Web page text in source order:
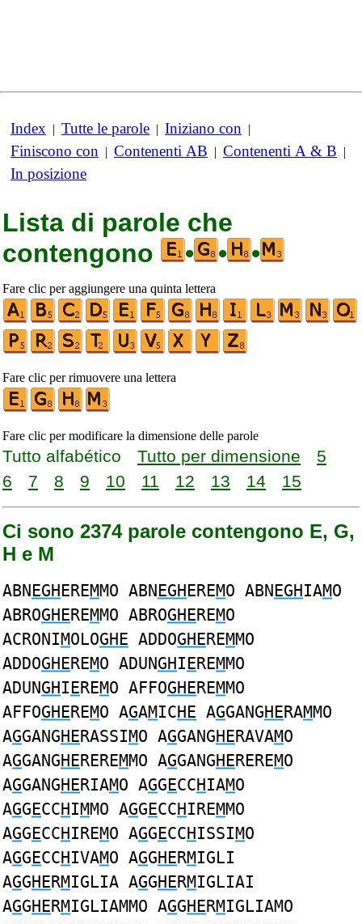
Index | Tutte le parole | Iniziano con |
Finiscono con | Contenenti AB | Contenenti A & B |
In posizione
Lista di parole che
contengono
• • •
Fare clic per aggiungere una quinta lettera
Fare clic per rimuovere una lettera
Fare clic per modificare la dimensione delle parole
Tutto alfabético Tutto per dimensione
5
6
7 8 9 10 11 12 13 14 15
Ci sono 2374 parole contengono E, G,
H e M
ABNEGHEREMMO ABNEGHEREMO ABNEGHIAMO
ABROGHEREMMO ABROGHEREMO
ACRONIMOLOGHE ADDOGHEREMMO
ADDOGHEREMO ADUNGHIEREMMO
ADUNGHIEREMO AFFOGHEREMMO
AFFOGHEREMO AGAMICHE AGGANGHERAMMO
AGGANGHERASSIMO AGGANGHERAVAMO
AGGANGHEREREMMO AGGANGHEREREMO
AGGANGHERIAMO AGGECCHIAMO
AGGECCHIMMO AGGECCHIREMMO
AGGECCHIREMO AGGECCHISSIMO
AGGECCHIVAMO AGGHERMIGLI
AGGHERMIGLIA AGGHERMIGLIAI
AGGHERMIGLIAMMO AGGHERMIGLIAMO